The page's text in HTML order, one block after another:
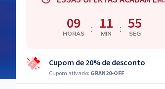
09
HORAS : 11
MIN : 54
SEG
Cupom de 20% de desconto
Cupom ativado: GRAN20-OFF